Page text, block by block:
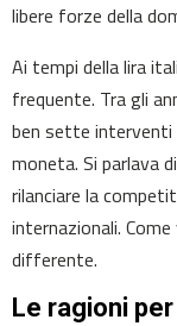
libere forze della
Ai tempi della lira
frequente. Tra gli
ben sette interventi
moneta. Si parlava di
rilanciare la
internazionali.
differente.
Le ragioni